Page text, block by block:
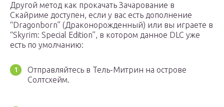
Другой метод как прокачать Зачарование в
Скайриме доступен, если у вас есть дополнение
“Dragonborn” (Драконорожденный) или вы играете в
“Skyrim: Special Edition”, в котором данное DLC уже
есть по умолчанию:
Отправляйтесь в Тель-Митрин на острове
Солтсхейм.